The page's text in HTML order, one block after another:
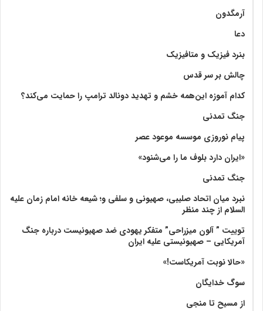
آرمگدون
دعا
بنرد فیزیک و متافیزیک
چالش بر سر قدس
کدام آموزه این‌همه خشم و تهدید دونالد ترامپ را حمایت می‌کند؟
جنگ تمدنی
پیام نوروزی موسسه موعود عصر
«ایران دارد بلوف ما را می‌شنود»
جنگ تمدنی
نبرد میان اتحاد صلیبی، صهیونی و سلفی و؛ شیعه خانه امام زمان علیه
السلام از چند منظر
توییت ” آلون میزراحی” متفکر یهودی ضد صهیونیست درباره جنگ
آمریکایی – صهیونیستی علیه ایران
«حالا نوبت آمریکاست!»
سوگ خدایگان
از مسیح تا منجی